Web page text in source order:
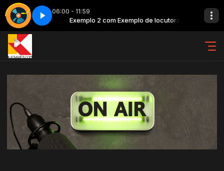
06:00 - 11:59
locutora Exemplo 2 com Exemplo de locutora
Top classic - Parte 9